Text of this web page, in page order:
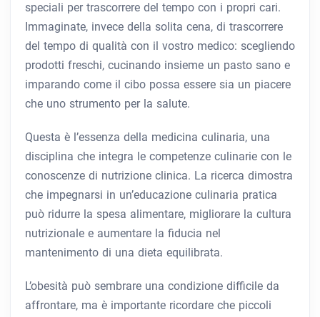
speciali per trascorrere del tempo con i propri cari.
Immaginate, invece della solita cena, di trascorrere
del tempo di qualità con il vostro medico: scegliendo
prodotti freschi, cucinando insieme un pasto sano e
imparando come il cibo possa essere sia un piacere
che uno strumento per la salute.
Questa è l’essenza della medicina culinaria, una
disciplina che integra le competenze culinarie con le
conoscenze di nutrizione clinica. La ricerca dimostra
che impegnarsi in un’educazione culinaria pratica
può ridurre la spesa alimentare, migliorare la cultura
nutrizionale e aumentare la fiducia nel
mantenimento di una dieta equilibrata.
L’obesità può sembrare una condizione difficile da
affrontare, ma è importante ricordare che piccoli